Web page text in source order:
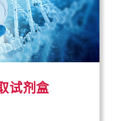
试剂盒